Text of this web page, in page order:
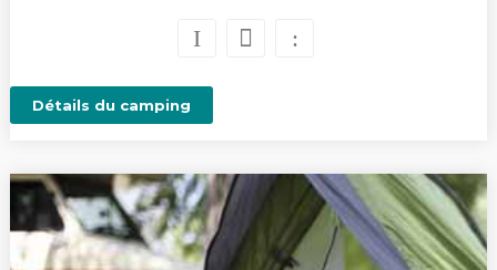
Détails du camping